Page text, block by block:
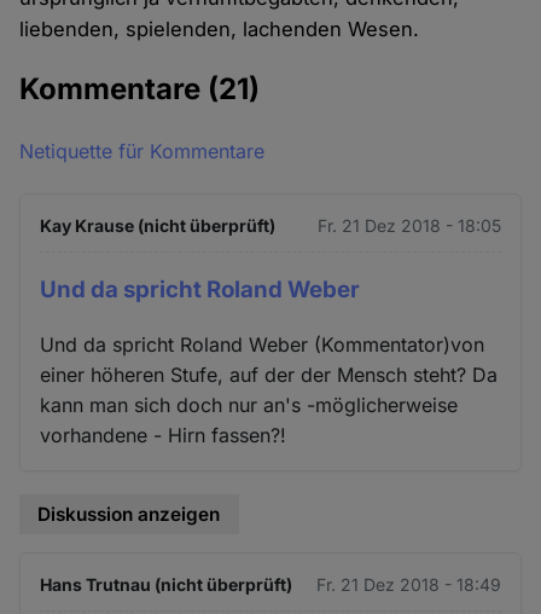
liebenden, spielenden, lachenden Wesen.
Kommentare (21)
Netiquette für Kommentare
Kay Krause (nicht überprüft) Fr. 21 Dez 2018 - 18:05
Und da spricht Roland Weber
Und da spricht Roland Weber (Kommentator)von
einer höheren Stufe, auf der der Mensch steht? Da
kann man sich doch nur an's -möglicherweise
vorhandene - Hirn fassen?!
Diskussion anzeigen
Hans Trutnau (nicht überprüft) Fr. 21 Dez 2018 - 18:49